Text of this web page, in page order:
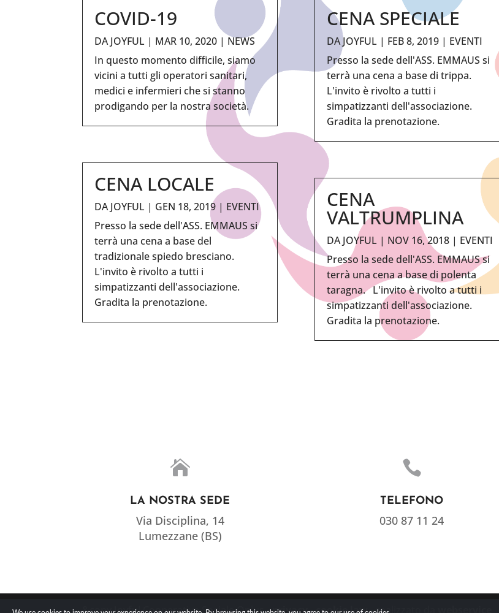
COVID-19
DAJOYFUL | MAR 10, 2020 | NEWS
In questo momento difficile, siamo
vicini a tutti gli operatori sanitari,
medici e infermieri che si stanno
prodigando per la nostra società.
CENA LOCALE
DAJOYFUL | GEN 18, 2019 | EVENTI
Presso la sede dell'ASS. EMMAUS si
terrà una cena a base del
tradizionale spiedo bresciano.
L'invito è rivolto a tutti i
simpatizzanti dell'associazione.
Gradita la prenotazione.
CENA SPECIALE
DAJOYFUL | FEB 8, 2019| EVENTI
Presso la sede dell'ASS. EMMAUS si
terrà una cena a base di trippa.
L'invito è rivolto a tutti i
simpatizzanti dell'associazione.
Gradita la prenotazione.
CENA
VALTRUMPLINA
DAJOYFUL | NOV 16, 2018| EVENTI
Presso la sede dell'ASS. EMMAUS si
terrà una cena a base di polenta
taragna. L'invito è rivolto a tutti i
simpatizzanti dell'associazione.
Gradita la prenotazione.

LA NOSTRA SEDE
Via Disciplina, 14
Lumezzane (BS)

TELEFONO
030 87 11 24
&copy Joyful Cooperativa Sociale Onlus -privacy-cookie law- realizzato da